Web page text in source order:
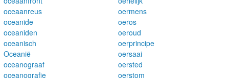
oceaanreus
oceanide
oceaniden
oceanisch
Oceanië
oceanograaf
oceanografie
oermens
oeros
oeroud
oerprincipe
oersaai
oersted
oerstom